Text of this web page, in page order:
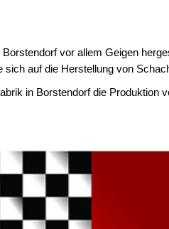
vor allem Geigen
sich auf die Herstellung von
in Borstendorf die Produktion